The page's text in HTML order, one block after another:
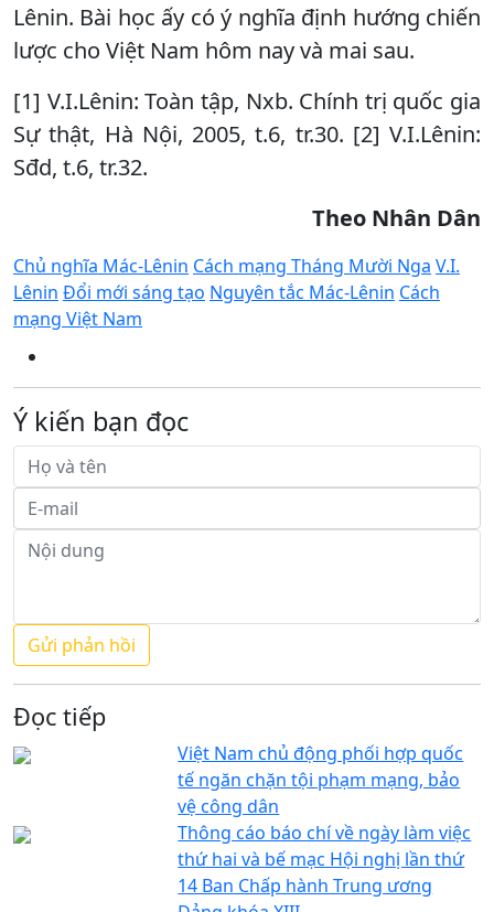
Lênin. Bài học ấy có ý nghĩa định hướng chiến
lược cho Việt Nam hôm nay và mai sau.
[1] V.I.Lênin: Toàn tập, Nxb. Chính trị quốc gia
Sự thật, Hà Nội, 2005, t.6, tr.30. [2] V.I.Lênin:
Sđd, t.6, tr.32.
Theo Nhân Dân
Chủ nghĩa Mác-Lênin Cách mạng Tháng Mười Nga V.I.
Lênin Đổi mới sáng tạo Nguyên tắc Mác-Lênin Cách
mạng Việt Nam
Ý kiến bạn đọc
Đọc tiếp
Việt Nam chủ động phối hợp quốc
tế ngăn chặn tội phạm mạng, bảo
vệ công dân
Thông cáo báo chí về ngày làm việc
thứ hai và bế mạc Hội nghị lần thứ
14 Ban Chấp hành Trung ương